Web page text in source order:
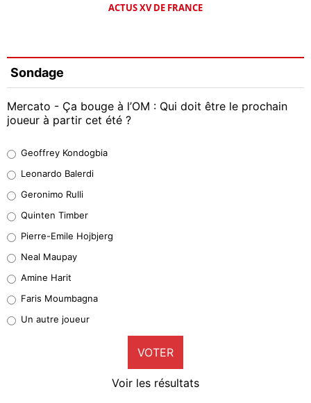
ACTUS XV DE FRANCE
Sondage
Mercato - Ça bouge à l’OM : Qui doit être le prochain
joueur à partir cet été ?
38%
32%
5%
1%
9%
Geoffrey Kondogbia
Leonardo Balerdi
Geronimo Rulli
Quinten Timber
Pierre-Emile Hojbjerg
Neal Maupay
Amine Harit
Faris Moumbagna
Un autre joueur
VOTER
Voir les résultats